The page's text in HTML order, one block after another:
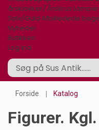
årsklokker/ Årskrus
Sølv/Guld Afbilledede
Nyheder
Butikken
Log ind
Forside Katalog
Figurer.